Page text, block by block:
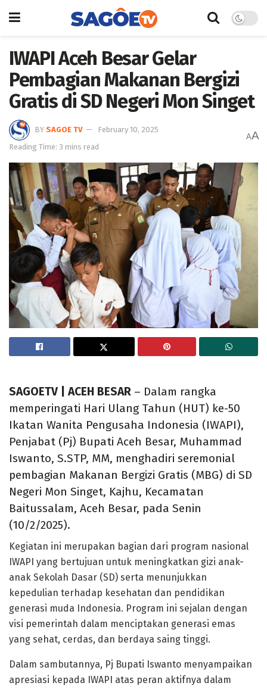
IWAPI Aceh Besar Gelar
Pembagian Makanan Bergizi
Gratis di SD Negeri Mon Singet
BY SAGOE TV
February 10, 2025
Reading Time: 3 mins read
AA
SAGOETV | ACEH BESAR – Dalam rangka
memperingati Hari Ulang Tahun (HUT) ke-50
Ikatan Wanita Pengusaha Indonesia (IWAPI),
Penjabat (Pj) Bupati Aceh Besar, Muhammad
Iswanto, S.STP, MM, menghadiri seremonial
pembagian Makanan Bergizi Gratis (MBG) di SD
Negeri Mon Singet, Kajhu, Kecamatan
Baitussalam, Aceh Besar, pada Senin
(10/2/2025).
Kegiatan ini merupakan bagian dari program nasional
IWAPI yang bertujuan untuk meningkatkan gizi anak-
anak Sekolah Dasar (SD) serta menunjukkan
kepedulian terhadap kesehatan dan pendidikan
generasi muda Indonesia. Program ini sejalan dengan
visi pemerintah dalam menciptakan generasi emas
yang sehat, cerdas, dan berdaya saing tinggi.
Dalam sambutannya, Pj Bupati Iswanto menyampaikan
apresiasi kepada IWAPI atas peran aktifnya dalam